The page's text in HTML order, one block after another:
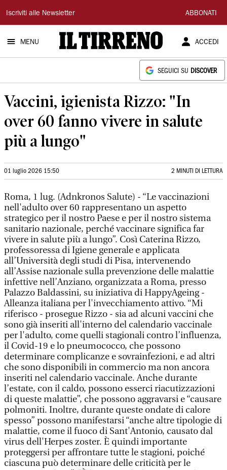
Il
Tirreno
Iscriviti alle Newsletter ABBONATI
MENU ACCEDI
SEGUICI SU DISCOVER
Vaccini, igienista Rizzo: "In
over 60 fanno vivere in salute
più a lungo"
01 luglio 2026 15:50 2 MINUTI DI LETTURA
Roma, 1 lug. (Adnkronos Salute) - “Le vaccinazioni
nell'adulto over 60 rappresentano un aspetto
strategico per il nostro Paese e per il nostro sistema
sanitario nazionale, perché vaccinare significa far
vivere in salute più a lungo”. Così Caterina Rizzo,
professoressa di Igiene generale e applicata
all’Università degli studi di Pisa, intervenendo
all’Assise nazionale sulla prevenzione delle malattie
infettive nell’Anziano, organizzata a Roma, presso
Palazzo Baldassini, su iniziativa di HappyAgeing -
Alleanza italiana per l'invecchiamento attivo. “Mi
riferisco - prosegue Rizzo - sia ad alcuni vaccini che
sono già inseriti all'interno del calendario vaccinale
per l'adulto, come quelli stagionali contro l’influenza,
il Covid-19 e lo pneumococco, che possono
determinare complicanze e sovrainfezioni, e ad altri
che sono disponibili in commercio ma non ancora
inseriti nel calendario vaccinale. Anche durante
l’estate, con il caldo, possono esserci riacutizzazioni
di queste malattie”, che possono aggravarsi e “causare
polmoniti. Inoltre, durante queste ondate di calore
spesso” possono manifestarsi “anche altre tipologie di
malattie, come il fuoco di Sant'Antonio, causato dal
virus dell'Herpes zoster. È quindi importante
proteggersi per affrontare tutte le stagioni, poiché
ciascuna può determinare delle criticità per le